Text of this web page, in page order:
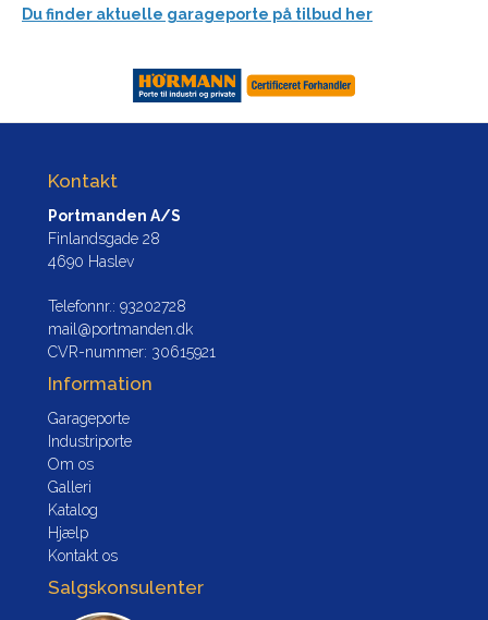
Du finder aktuelle garageporte på tilbud her
Kontakt
Portmanden A/S
Finlandsgade 28
4690 Haslev
Telefonnr.: 93202728
mail@portmanden.dk
CVR-nummer: 30615921
Information
Garageporte
Industriporte
Om os
Galleri
Katalog
Hjælp
Kontakt os
Salgskonsulenter